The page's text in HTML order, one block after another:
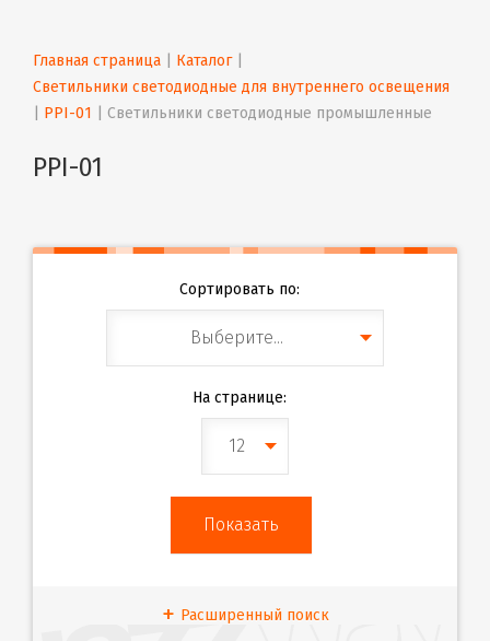
Главная страница Каталог |
Светильники светодиодные для внутреннего освещения
PPI-01 Светильники светодиодные промышленные
PPI-01
Сортировать по:
Выберите...
На странице:
12
Расширенный поиск